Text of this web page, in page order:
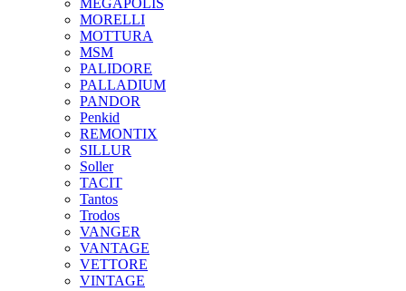
MEGAPOLIS
MORELLI
MOTTURA
MSM
PALIDORE
PALLADIUM
PANDOR
Penkid
REMONTIX
SILLUR
Soller
TACIT
Tantos
Trodos
VANGER
VANTAGE
VETTORE
VINTAGE